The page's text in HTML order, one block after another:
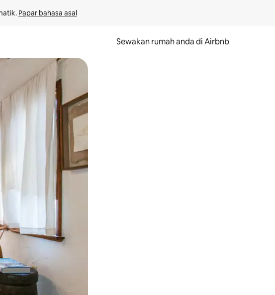
Papar bahasa asal
Sewakan rumah anda di Airbnb
atau gerak leret.